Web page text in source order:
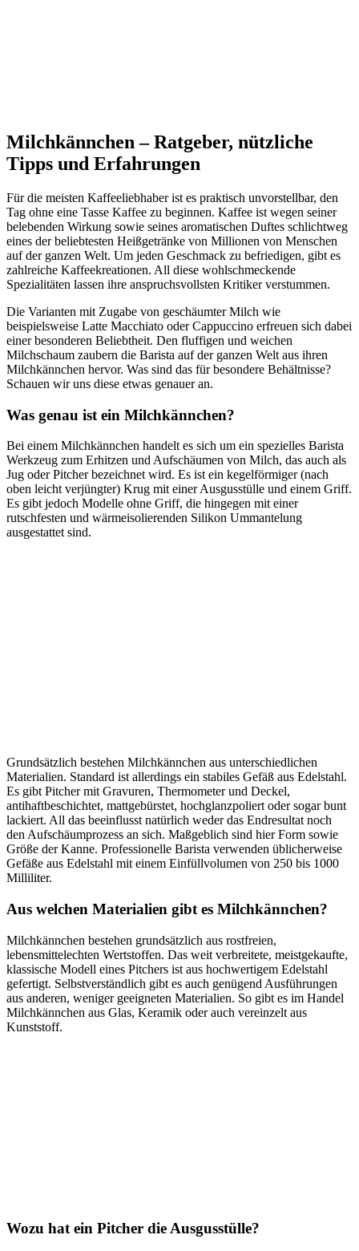
Milchkännchen – Ratgeber, nützliche
Tipps und Erfahrungen
Für die meisten Kaffeeliebhaber ist es praktisch unvorstellbar, den
Tag ohne eine Tasse Kaffee zu beginnen. Kaffee ist wegen seiner
belebenden Wirkung sowie seines aromatischen Duftes schlichtweg
eines der beliebtesten Heißgetränke von Millionen von Menschen
auf der ganzen Welt. Um jeden Geschmack zu befriedigen, gibt es
zahlreiche Kaffeekreationen. All diese wohlschmeckende
Spezialitäten lassen ihre anspruchsvollsten Kritiker verstummen.
Die Varianten mit Zugabe von geschäumter Milch wie
beispielsweise Latte Macchiato oder Cappuccino erfreuen sich dabei
einer besonderen Beliebtheit. Den fluffigen und weichen
Milchschaum zaubern die Barista auf der ganzen Welt aus ihren
Milchkännchen hervor. Was sind das für besondere Behältnisse?
Schauen wir uns diese etwas genauer an.
Was genau ist ein Milchkännchen?
Bei einem Milchkännchen handelt es sich um ein spezielles Barista
Werkzeug zum Erhitzen und Aufschäumen von Milch, das auch als
Jug oder Pitcher bezeichnet wird. Es ist ein kegelförmiger (nach
oben leicht verjüngter) Krug mit einer Ausgusstülle und einem Griff.
Es gibt jedoch Modelle ohne Griff, die hingegen mit einer
rutschfesten und wärmeisolierenden Silikon Ummantelung
ausgestattet sind.
Grundsätzlich bestehen Milchkännchen aus unterschiedlichen
Materialien. Standard ist allerdings ein stabiles Gefäß aus Edelstahl.
Es gibt Pitcher mit Gravuren, Thermometer und Deckel,
antihaftbeschichtet, mattgebürstet, hochglanzpoliert oder sogar bunt
lackiert. All das beeinflusst natürlich weder das Endresultat noch
den Aufschäumprozess an sich. Maßgeblich sind hier Form sowie
Größe der Kanne. Professionelle Barista verwenden üblicherweise
Gefäße aus Edelstahl mit einem Einfüllvolumen von 250 bis 1000
Milliliter.
Aus welchen Materialien gibt es Milchkännchen?
Milchkännchen bestehen grundsätzlich aus rostfreien,
lebensmittelechten Wertstoffen. Das weit verbreitete, meistgekaufte,
klassische Modell eines Pitchers ist aus hochwertigem Edelstahl
gefertigt. Selbstverständlich gibt es auch genügend Ausführungen
aus anderen, weniger geeigneten Materialien. So gibt es im Handel
Milchkännchen aus Glas, Keramik oder auch vereinzelt aus
Kunststoff.
Wozu hat ein Pitcher die Ausgusstülle?